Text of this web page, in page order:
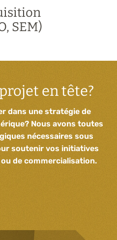
SEM)
en tête?
dans une stratégie de
Nous avons toutes
nécessaires sous
soutenir vos initiatives
de commercialisation.